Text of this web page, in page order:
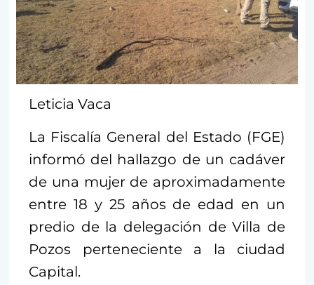
Leticia Vaca
La Fiscalía General del Estado (FGE)
informó del hallazgo de un cadáver
de una mujer de aproximadamente
entre 18 y 25 años de edad en un
predio de la delegación de Villa de
Pozos perteneciente a la ciudad
Capital.